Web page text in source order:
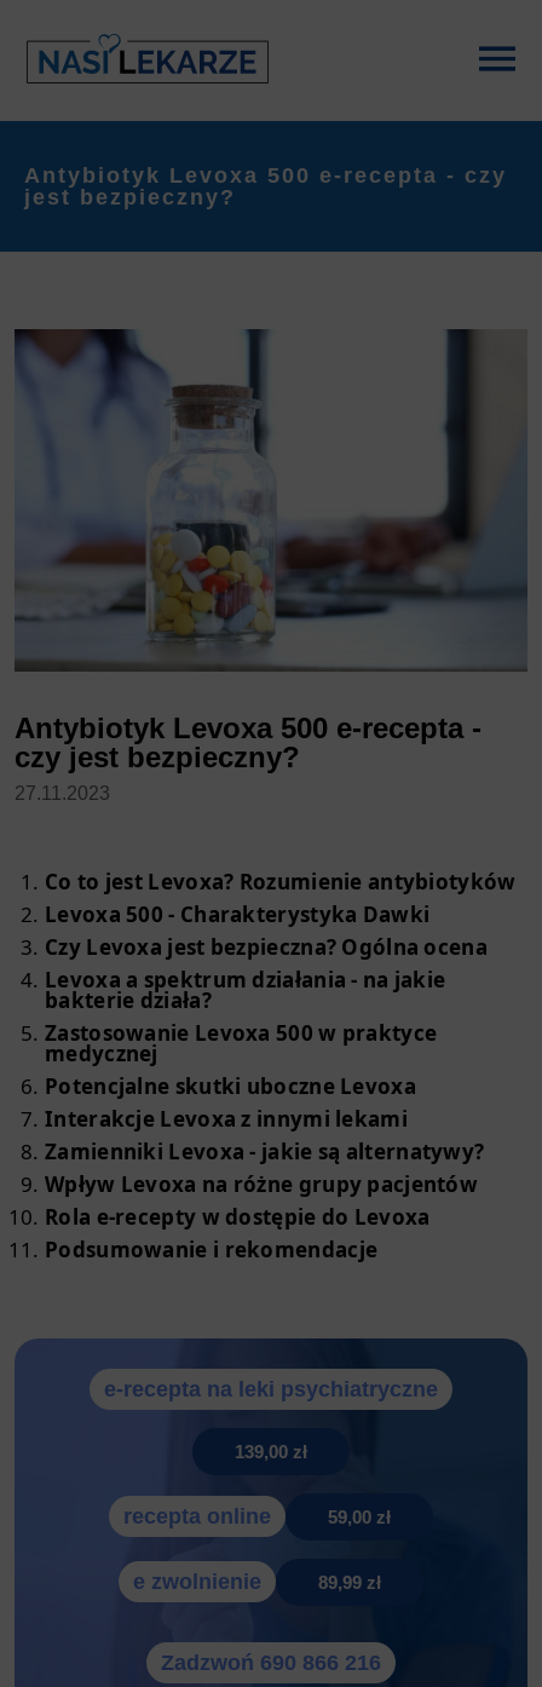
Antybiotyk Levoxa 500 e-recepta - czy
jest bezpieczny?
Antybiotyk Levoxa 500 e-recepta -
czy jest bezpieczny?
27.11.2023
Co to jest Levoxa? Rozumienie antybiotyków
Levoxa 500 - Charakterystyka Dawki
Czy Levoxa jest bezpieczna? Ogólna ocena
Levoxa a spektrum działania - na jakie
bakterie działa?
Zastosowanie Levoxa 500 w praktyce
medycznej
Potencjalne skutki uboczne Levoxa
Interakcje Levoxa z innymi lekami
Zamienniki Levoxa - jakie są alternatywy?
Wpływ Levoxa na różne grupy pacjentów
Rola e-recepty w dostępie do Levoxa
Podsumowanie i rekomendacje
e-recepta na leki psychiatryczne
139,00 zł
recepta online 59,00 zł
e zwolnienie 89,99 zł
Zadzwoń 690 866 216